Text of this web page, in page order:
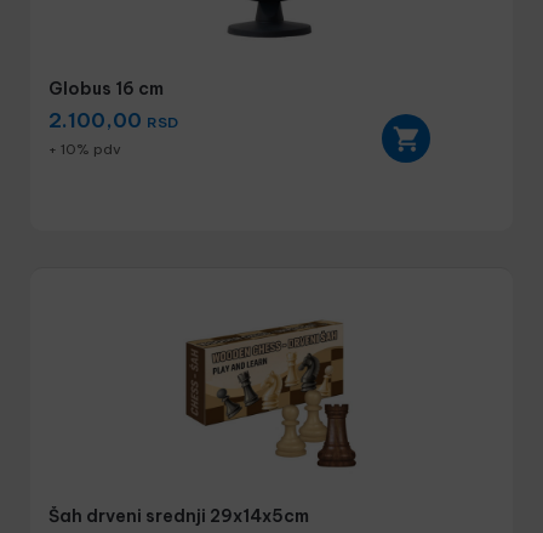
Globus 16 cm
2.100,00 RSD
+ 10% pdv
Šah drveni srednji 29x14x5cm